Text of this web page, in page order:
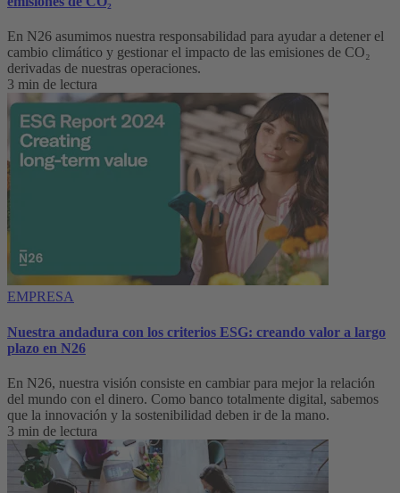
En N26 asumimos nuestra responsabilidad para ayudar a detener el
cambio climático y gestionar el impacto de las emisiones de CO₂
derivadas de nuestras operaciones.
3 min de lectura
EMPRESA
Nuestra andadura con los criterios ESG: creando valor a largo
plazo en N26
En N26, nuestra visión consiste en cambiar para mejor la relación
del mundo con el dinero. Como banco totalmente digital, sabemos
que la innovación y la sostenibilidad deben ir de la mano.
3 min de lectura